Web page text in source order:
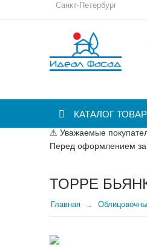
Санкт-Петербург
КАТАЛОГ
⚠ Уважаемые
Перед оформлением
ТОРРЕ
Главная